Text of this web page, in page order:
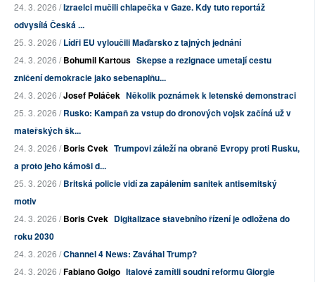
24. 3. 2026 /Izraelci mučili chlapečka v Gaze. Kdy tuto reportáž
odvysílá Česká ...
25. 3. 2026 /Lídři EU vyloučili Maďarsko z tajných jednání
24. 3. 2026 /Bohumil Kartous Skepse a rezignace umetají cestu
zničení demokracie jako sebenaplňu...
24. 3. 2026 /Josef Poláček Několik poznámek k letenské demonstraci
25. 3. 2026 /Rusko: Kampaň za vstup do dronových vojsk začíná už v
mateřských šk...
24. 3. 2026 /Boris Cvek Trumpovi záleží na obraně Evropy proti Rusku,
a proto jeho kámoši d...
25. 3. 2026 /Britská policie vidí za zapálením sanitek antisemitský
motiv
24. 3. 2026 /Boris Cvek Digitalizace stavebního řízení je odložena do
roku 2030
24. 3. 2026 /Channel 4 News: Zaváhal Trump?
24. 3. 2026 /Fabiano Golgo Italové zamítli soudní reformu Giorgie